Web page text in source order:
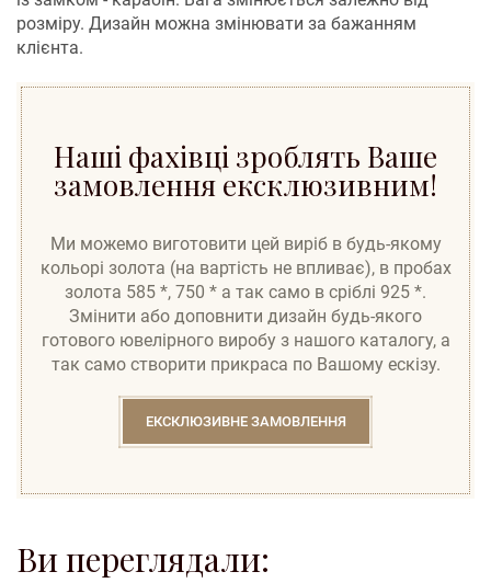
розміру. Дизайн можна змінювати за бажанням
клієнта.
Наші фахівці зроблять Ваше
замовлення ексклюзивним!
Ми можемо виготовити цей виріб в будь-якому
кольорі золота (на вартість не впливає), в пробах
золота 585 *, 750 * а так само в сріблі 925 *.
Змінити або доповнити дизайн будь-якого
готового ювелірного виробу з нашого каталогу, а
так само створити прикраса по Вашому ескізу.
ЕКСКЛЮЗИВНЕ ЗАМОВЛЕННЯ
Ви переглядали: